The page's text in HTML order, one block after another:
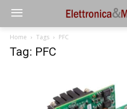
Home Tags PFC
Tag: PFC